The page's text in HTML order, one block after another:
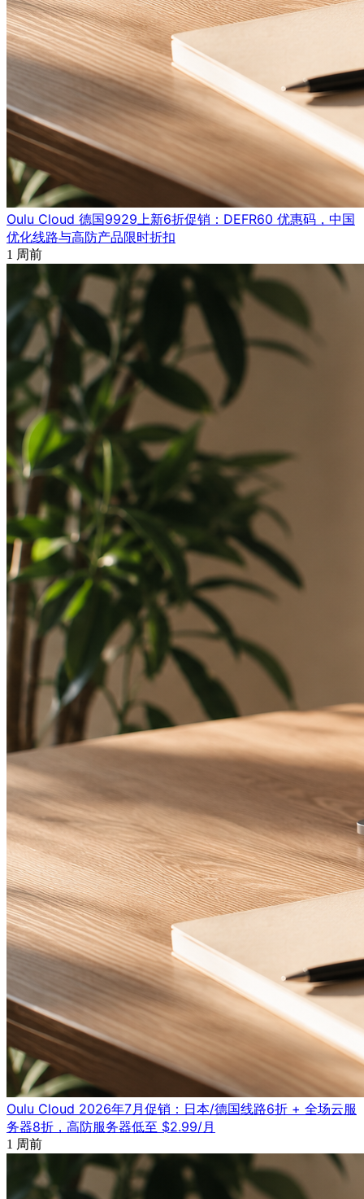
Oulu Cloud 德国9929上新6折促销：DEFR60 优惠码，中国
优化线路与高防产品限时折扣
1 周前
Oulu Cloud 2026年7月促销：日本/德国线路6折 + 全场云服
务器8折，高防服务器低至 $2.99/月
1 周前